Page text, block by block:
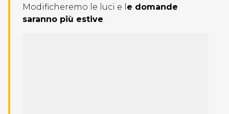
Modificheremo le luci e l e domande
saranno più estive.